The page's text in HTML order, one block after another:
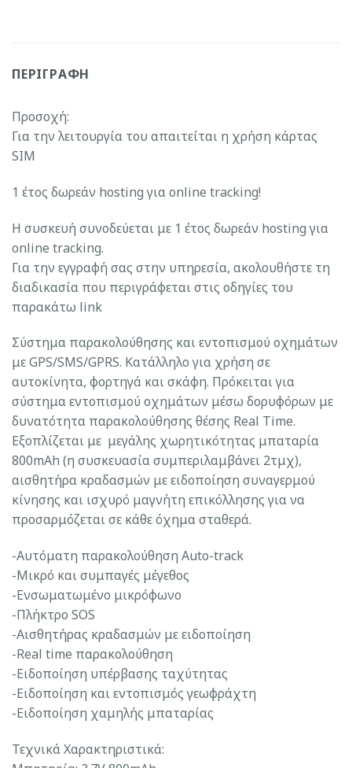
ΠΕΡΙΓΡΑΦΉ
Προσοχή:
Για την λειτουργία του απαιτείται η χρήση κάρτας
SIM
1 έτος δωρεάν hosting για online tracking!
Η συσκευή συνοδεύεται με 1 έτος δωρεάν hosting για
online tracking.
Για την εγγραφή σας στην υπηρεσία, ακολουθήστε τη
διαδικασία που περιγράφεται στις οδηγίες του
παρακάτω link
Σύστημα παρακολούθησης και εντοπισμού οχημάτων
με GPS/SMS/GPRS. Κατάλληλο για χρήση σε
αυτοκίνητα, φορτηγά και σκάφη. Πρόκειται για
σύστημα εντοπισμού οχημάτων μέσω δορυφόρων με
δυνατότητα παρακολούθησης θέσης Real Time.
Εξοπλίζεται με μεγάλης χωρητικότητας μπαταρία
800mAh (η συσκευασία συμπεριλαμβάνει 2τμχ),
αισθητήρα κραδασμών με ειδοποίηση συναγερμού
κίνησης και ισχυρό μαγνήτη επικόλλησης για να
προσαρμόζεται σε κάθε όχημα σταθερά.
-Αυτόματη παρακολούθηση Auto-track
-Μικρό και συμπαγές μέγεθος
-Ενσωματωμένο μικρόφωνο
-Πλήκτρο SOS
-Αισθητήρας κραδασμών με ειδοποίηση
-Real time παρακολούθηση
-Ειδοποίηση υπέρβασης ταχύτητας
-Ειδοποίηση και εντοπισμός γεωφράχτη
-Ειδοποίηση χαμηλής μπαταρίας
Τεχνικά Χαρακτηριστικά: